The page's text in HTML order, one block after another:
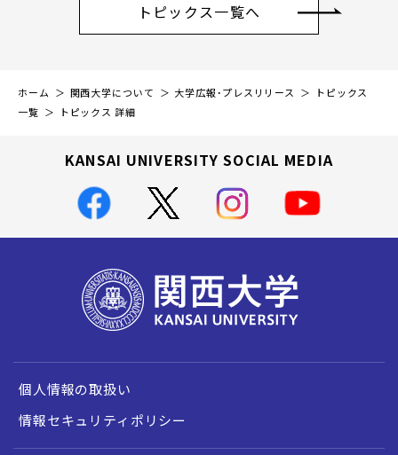
トピックス一覧へ
ホーム 関西大学について 大学広報・プレスリリース
トピックス
一覧
トピックス 詳細
KANSAI UNIVERSITY SOCIAL MEDIA
個人情報の取扱い
情報セキュリティポリシー